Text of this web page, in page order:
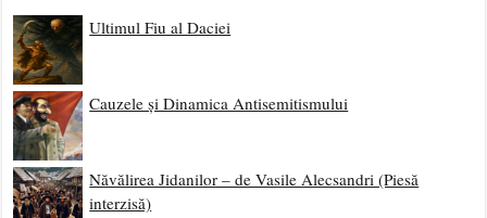
Ultimul Fiu al Daciei
Cauzele și Dinamica Antisemitismului
Năvălirea Jidanilor – de Vasile Alecsandri (Piesă
interzisă)